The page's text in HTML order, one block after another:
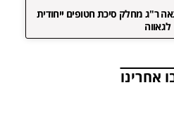
ר"ג מחלק סיכת חטופים ייחודית
לגאווה
אחרינו